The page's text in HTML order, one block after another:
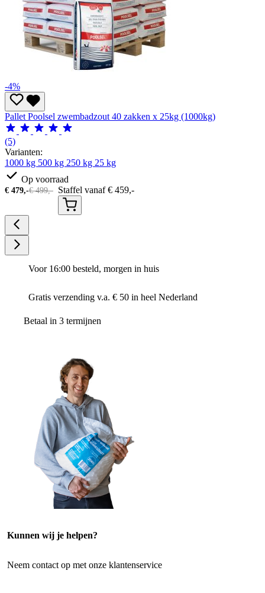
-4%
Pallet Poolsel zwembadzout 40 zakken x 25kg (1000kg)
(5)
Varianten:
1000 kg 500 kg 250 kg 25 kg
Op voorraad
€ 479,-€499,- Staffel vanaf€ 459,-
Voor 16:00 besteld, morgen in huis
Gratis verzending v.a. € 50 in heel Nederland
Betaal in 3 termijnen
Kunnen wij je helpen?
Neem contact op met onze klantenservice